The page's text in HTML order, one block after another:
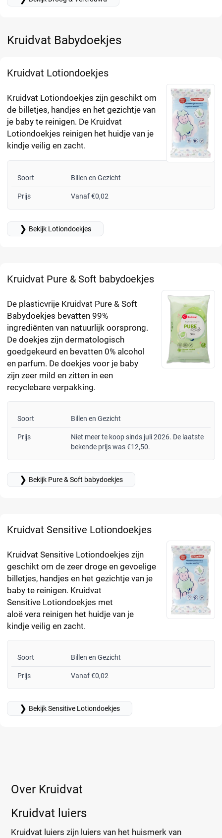
Kruidvat Babydoekjes
Kruidvat Lotiondoekjes
Kruidvat Lotiondoekjes zijn geschikt om
de billetjes, handjes en het gezichtje van
je baby te reinigen. De Kruidvat
Lotiondoekjes reinigen het huidje van je
kindje veilig en zacht.
Soort Billen en Gezicht
Prijs Vanaf €0,02
❯ Bekijk Lotiondoekjes
Kruidvat Pure & Soft babydoekjes
De plasticvrije Kruidvat Pure & Soft
Babydoekjes bevatten 99%
ingrediënten van natuurlijk oorsprong.
De doekjes zijn dermatologisch
goedgekeurd en bevatten 0% alcohol
en parfum. De doekjes voor je baby
zijn zeer mild en zitten in een
recyclebare verpakking.
Soort Billen en Gezicht
Prijs
Niet meer te koop sinds juli 2026. De laatste
bekende prijs was €12,50.
❯ Bekijk Pure & Soft babydoekjes
Kruidvat Sensitive Lotiondoekjes
Kruidvat Sensitive Lotiondoekjes zijn
geschikt om de zeer droge en gevoelige
billetjes, handjes en het gezichtje van je
baby te reinigen. Kruidvat
Sensitive Lotiondoekjes met
aloë vera reinigen het huidje van je
kindje veilig en zacht.
Soort Billen en Gezicht
Prijs Vanaf €0,02
❯ Bekijk Sensitive Lotiondoekjes
Over Kruidvat
Kruidvat luiers
Kruidvat luiers zijn luiers van het huismerk van